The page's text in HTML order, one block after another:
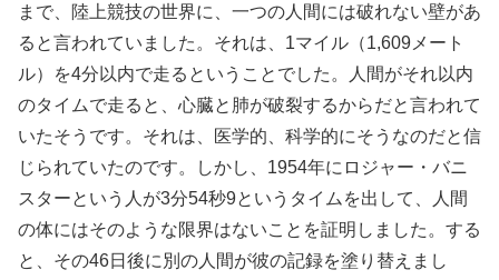
まで、陸上競技の世界に、一つの人間には破れない壁があ
ると言われていました。それは、1マイル（1,609メート
ル）を4分以内で走るということでした。人間がそれ以内
のタイムで走ると、心臓と肺が破裂するからだと言われて
いたそうです。それは、医学的、科学的にそうなのだと信
じられていたのです。しかし、1954年にロジャー・バニ
スターという人が3分54秒9というタイムを出して、人間
の体にはそのような限界はないことを証明しました。する
と、その46日後に別の人間が彼の記録を塗り替えまし